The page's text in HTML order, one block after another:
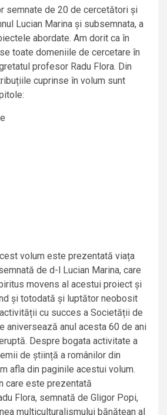
semnate de 20 de cercetători și
Lucian Marina și subsemnata, a
abordate. Am dorit ca în
toate domeniile de cercetare în
profesor Radu Flora. Din
cuprinse în volum sunt
volum este prezentată viața
de d-l Lucian Marina, care
movens al acestui proiect și
și totodată și luptător neobosit
cu succes a Societății de
aniversează anul acesta 60 de ani
Despre bogata activitate a
de știință a românilor din
afla din paginile acestui volum.
care este prezentată
Flora, semnată de Gligor Popi,
multiculturalismului bănățean al